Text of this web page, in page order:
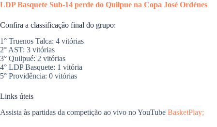
LDP Basquete Sub-14 perde do Quilpue na Copa José Ordénes
​Confira a classificação final do grupo:
1° Truenos Talca: 4 vitórias
2° AST: 3 vitórias
3° Quilpué: 2 vitórias
4° LDP Basquete: 1 vitória
5° Providência: 0 vitórias
Links úteis
Assista às partidas da competição ao vivo no YouTube BasketPlay;